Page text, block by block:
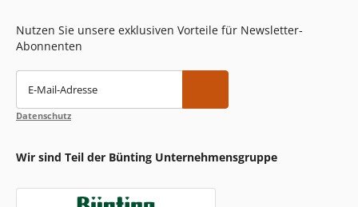
Nutzen Sie unsere exklusiven Vorteile für Newsletter-
Abonnenten
E-Mail-Adresse
Datenschutz
Wir sind Teil der Bünting Unternehmensgruppe